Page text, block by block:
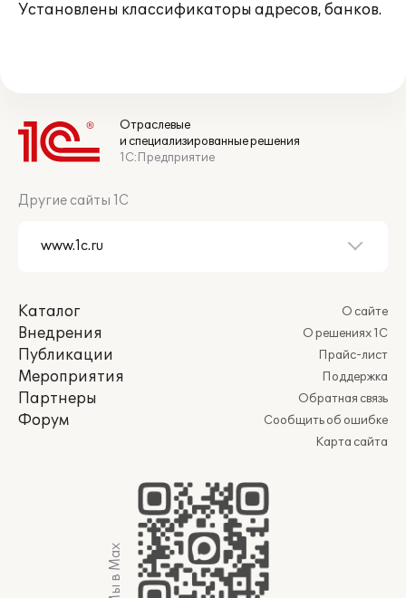
Установлены классификаторы адресов, банков.
Отраслевые
и специализированные решения
1С:Предприятие
Другие сайты 1С
Каталог
Внедрения
Публикации
Мероприятия
Партнеры
Форум
О сайте
О решениях 1С
Прайс-лист
Поддержка
Обратная связь
Сообщить об ошибке
Карта сайта
Мы в Max